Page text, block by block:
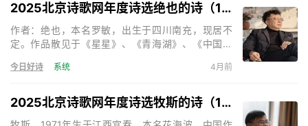
2025北京诗歌网年度诗选绝也的诗（15首）
作者：绝也，本名罗敏，出生于四川南充，现居不
定。作品散见于《星星》、《青海湖》、《中国诗
《神的呢喃》、《秋叶集》、《在成都的日子》、
《残梦》等。主编诗歌刊物三十余部。《天下诗歌》
诗刊主编。
今日好诗 系统 4月前
2025北京诗歌网年度诗选牧斯的诗（17首）